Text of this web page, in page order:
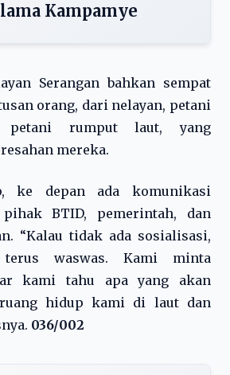
Kampamye
Serangan bahkan sempat
orang, dari nelayan, petani
petani rumput laut, yang
mereka.
ke depan ada komunikasi
BTID, pemerintah, dan
“Kalau tidak ada sosialisasi,
waswas. Kami minta
kami tahu apa yang akan
hidup kami di laut dan
036/002